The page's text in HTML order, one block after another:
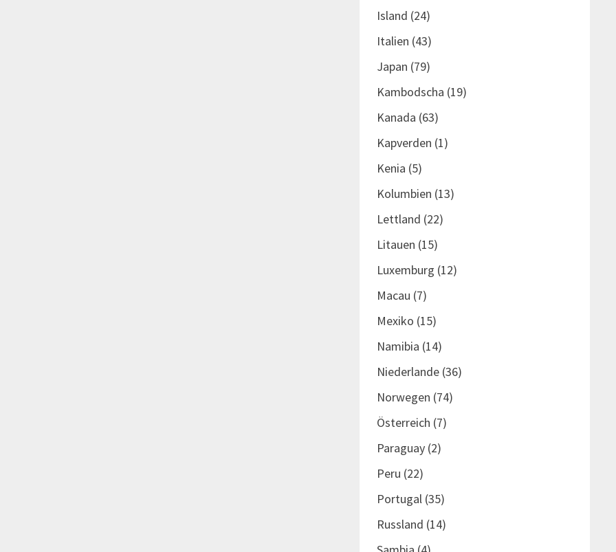
Island (24)
Italien (43)
Japan (79)
Kambodscha (19)
Kanada (63)
Kapverden (1)
Kenia (5)
Kolumbien (13)
Lettland (22)
Litauen (15)
Luxemburg (12)
Macau (7)
Mexiko (15)
Namibia (14)
Niederlande(36)
Norwegen (74)
Österreich (7)
Paraguay(2)
Peru (22)
Portugal(35)
Russland (14)